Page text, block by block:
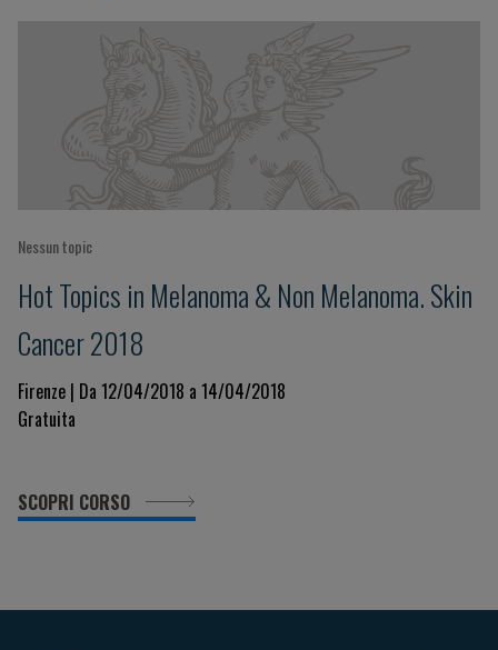
Nessun topic
Hot Topics in Melanoma & Non Melanoma. Skin
Cancer 2018
Firenze | Da 12/04/2018 a 14/04/2018
Gratuita
SCOPRI CORSO